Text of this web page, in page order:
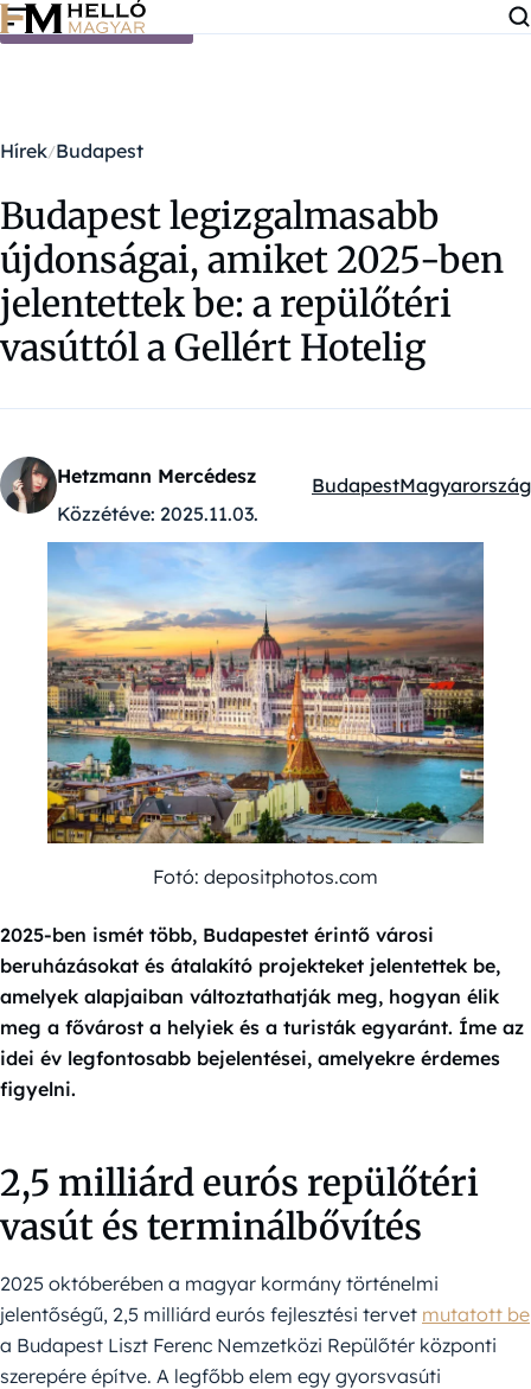
Ugrás a tartalomra
Hírek Budapest
Budapest legizgalmasabb
újdonságai, amiket 2025-ben
jelentettek be: a repülőtéri
vasúttól a Gellért Hotelig
Hetzmann Mercédesz
Közzétéve: 2025.11.03.
Kategóriák:
BudapestMagyarország
Fotó: depositphotos.com
2025-ben ismét több, Budapestet érintő városi
beruházásokat és átalakító projekteket jelentettek be,
amelyek alapjaiban változtathatják meg, hogyan élik
meg a fővárost a helyiek és a turisták egyaránt. Íme az
idei év legfontosabb bejelentései, amelyekre érdemes
figyelni.
2,5 milliárd eurós repülőtéri
vasút és terminálbővítés
2025 októberében a magyar kormány történelmi
jelentőségű, 2,5 milliárd eurós fejlesztési tervet mutatott be
a Budapest Liszt Ferenc Nemzetközi Repülőtér központi
szerepére építve. A legfőbb elem egy gyorsvasúti